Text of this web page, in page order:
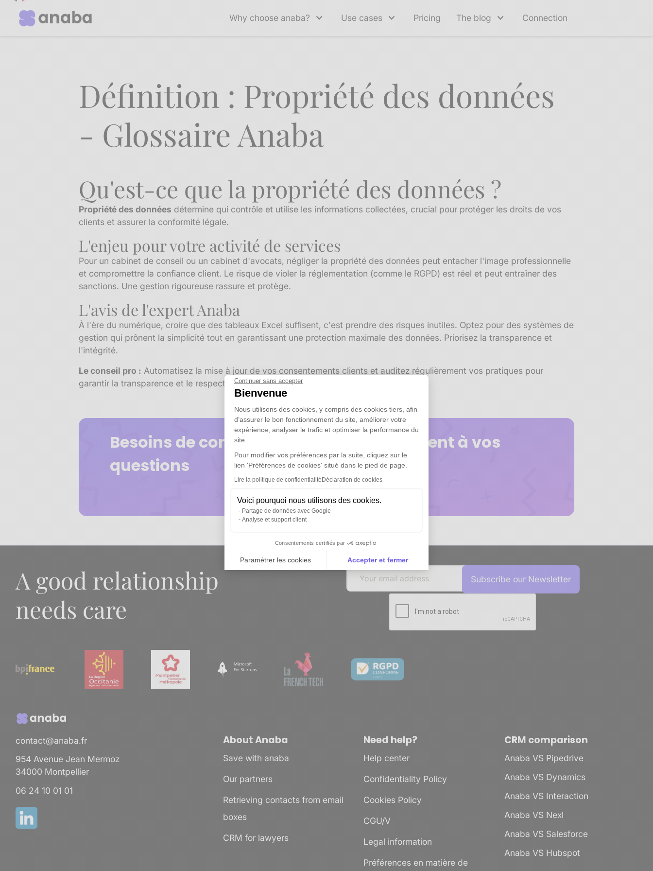
Continuer sans accepter
Bienvenue
Nous utilisons des cookies, y compris des cookies tiers, afin
d’assurer le bon fonctionnement du site, améliorer votre
expérience, analyser le trafic et optimiser la performance du
site.
Pour modifier vos préférences par la suite, cliquez sur le
lien 'Préférences de cookies' situé dans le pied de page.
Lire la politique de confidentialité Déclaration de cookies
Voici pourquoi nous utilisons des cookies.
Partage de données avec Google
Analyse et support client
Consentements certifiés par
Paramétrer les cookies Accepter et fermer
Plateforme de Gestion du Consentement : Personnalisez vos Options
Notre plateforme vous permet d'adapter et de gérer vos paramètres de confidentialité, en garantissant la
Why choose anaba? Use cases Pricing The blog Connection
Définition : Propriété des données
- Glossaire Anaba
Qu'est-ce que la propriété des données ?
Propriété des données détermine qui contrôle et utilise les informations collectées, crucial pour protéger les droits de vos
clients et assurer la conformité légale.
L'enjeu pour votre activité de services
Pour un cabinet de conseil ou un cabinet d'avocats, négliger la propriété des données peut entacher l'image professionnelle
et compromettre la confiance client. Le risque de violer la réglementation (comme le RGPD) est réel et peut entraîner des
sanctions. Une gestion rigoureuse rassure et protège.
L'avis de l'expert Anaba
À l'ère du numérique, croire que des tableaux Excel suffisent, c'est prendre des risques inutiles. Optez pour des systèmes de
gestion qui prônent la simplicité tout en garantissant une protection maximale des données. Priorisez la transparence et
l'intégrité.
Le conseil pro : Automatisez la mise à jour de vos consentements clients et auditez régulièrement vos pratiques pour
garantir la transparence et le respect des réglementations.
Besoins de conseil ? Nos experts répondent à vos
questions
Réservez une démo
A good relationship
needs care
contact@anaba.fr
954 Avenue Jean Mermoz
34000 Montpellier
06 24 10 01 01
About Anaba
Save with anaba
Our partners
Retrieving contacts from email
boxes
CRM for lawyers
Need help?
Help center
Confidentiality Policy
Cookies Policy
CGU/V
Legal information
Préférences en matière de
CRM comparison
Anaba VS Pipedrive
Anaba VS Dynamics
Anaba VS Interaction
Anaba VS Nexl
Anaba VS Salesforce
Anaba VS Hubspot